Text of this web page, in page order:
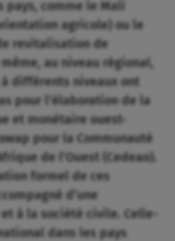
comme le Mali
agricole) ou le
revitalisation de
au niveau régional,
différents niveaux ont
pour l’élaboration de la
et monétaire ouest-
pour la Communauté
de l’Ouest (Cedeao).
formel de ces
d’une
à la société civile. Celle-
dans les pays